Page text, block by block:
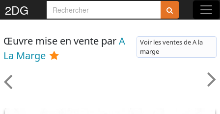
2DG
Œuvre mise en vente parA
La Marge
Voir les ventes de A la
marge